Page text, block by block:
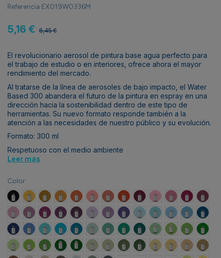
Referencia EX019W0336M
5,16 € 6,45 €
El revolucionario aerosol de pintura base agua perfecto para
el trabajo de estudio o en interiores, ofrece ahora el mayor
rendimiento del mercado.
Al tratarse de la línea de aerosoles de bajo impacto, el Water
Based 300 abandera el futuro de la pintura en espray en una
dirección hacia la sostenibilidad dentro de este tipo de
herramientas. Su nuevo formato responde también a la
atención a las necesidades de nuestro público y su evolución.
Formato: 300 ml
Respetuoso con el medio ambiente
Leer más
Color
Carbon Black
Azo Yellow Deep
Raw siennaAzo Orange Light
Azo Orange
Cadmium Red Pale
Cadmium Red Light
Naphthol Red
CarmineQuinacridone Rose
Quinacridone
Red Violet
Red
Blue Violet Pale
Blue Violet Light
Blue VioletBlue Violet Deep
Blue Violet Dark
Dioxazine Purple Pale
Dioxazine Purple Light
Dioxazine Purple Deep
Phthalo Blue Pale
Phthalo Blue Light
Cobalt Blue Pale
Cobalt Blue
Ultramarine Blue Deep
Primary Blue Light
Blue Green Pale
Blue Green Light
Blue Green Deep
Phthalo Green Blue
Turquoise Green
Emerald Green
Emerald Green Deep
Phathalo Green
Brillant Yellow
Brilliant
Phthalo Green Light
Brilliant Light Green
Brilliant Green
Brillant Yellow Green Deep
Brillant Green Deep
Grey Green Pale
Grey Green Light
Grey Green Deep
Grey Green Dark
Titanium Light
Naples Yellow
NaplesRaw